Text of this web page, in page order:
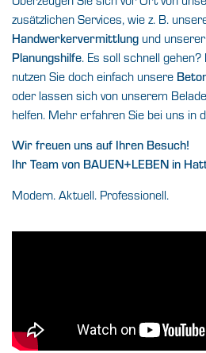
zusätzlichen Services, wie z. B.
Handwerkervermittlung und unserer
Planungshilfe. Es soll schnell gehen?
nutzen Sie doch einfach unsere
oder lassen sich von unserem
helfen. Mehr erfahren Sie bei uns in
Wir freuen uns auf Ihren Besuch!
Ihr Team von BAUEN+LEBEN in
Modern. Aktuell. Professionell.